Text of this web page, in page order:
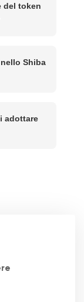
del token
Shiba
adottare